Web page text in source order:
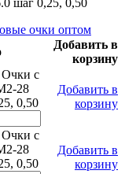
шаг 0,25, 0,50
очки оптом
Добавить в
корзину
Очки с
28
0,50
Добавить в
корзину
Очки с
28
0,50
Добавить в
корзину